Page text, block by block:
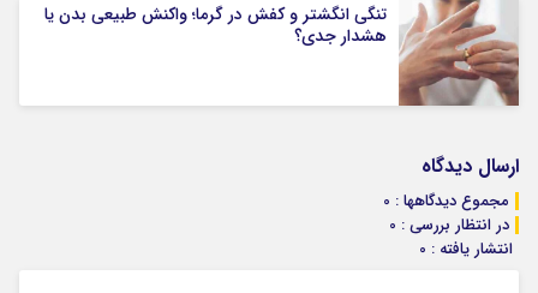
تنگی انگشتر و کفش در گرما؛ واکنش طبیعی بدن یا
هشدار جدی؟
ارسال دیدگاه
مجموع دیدگاهها : 0
در انتظار بررسی : 0
انتشار یافته : 0